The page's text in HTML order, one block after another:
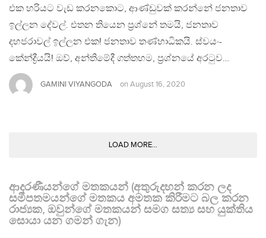
එක හරියට වැඩ කරනකොට, ආණ්ඩුවක් කරන්නේ ජනතාව
ඉල්ලන දේවල්. එතන තියෙන ප්‍රශ්නේ තමයි, ජනතාව
දහජරාවල් ඉල්ලන එක! ජනතාව තණ්හාධිකයි. ස්වයං-
කේන්ද්‍රීයයි! ඔව්, අන්තිමේදී ගත්තහම, ප්‍රශ්නයේ අරටුව…
GAMINI VIYANGODA on August 16, 2020
LOAD MORE...
ආදරණීයන්ගේ මතකයන් (අතුරුදහන් කරන ලද
සමීපතමයන්ගේ මතකය අමතක කිරීමට බල කරන
රාජ්‍යක, ඔවුන්ගේ මතකයන් සමග සත්‍ය සහ යුක්තිය
සොයා යන ගමන් ගැන)